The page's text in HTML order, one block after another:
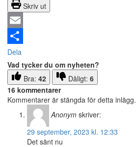
Skriv ut
Email
Dela
Vad tycker du om nyheten?
Bra: 42 Dåligt: 6
16 kommentarer
Kommentarer är stängda för detta inlägg.
Anonym skriver:
29 september, 2023 kl. 12:33
Det sänt nu